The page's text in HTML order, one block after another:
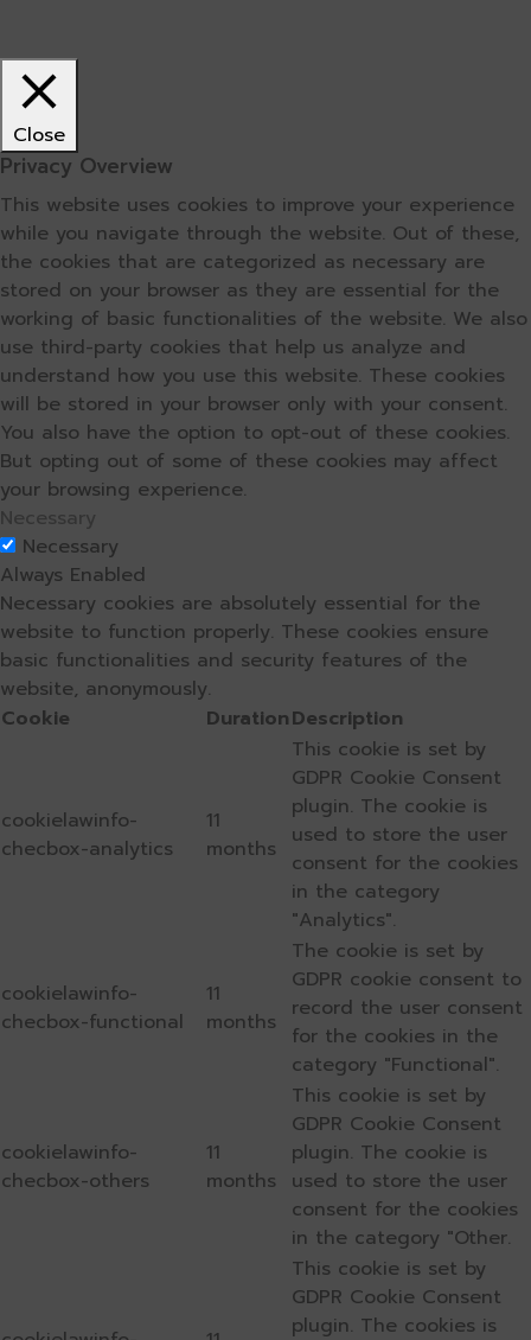
Close
Privacy Overview
This website uses cookies to improve your experience
while you navigate through the website. Out of these,
the cookies that are categorized as necessary are
stored on your browser as they are essential for the
working of basic functionalities of the website. We also
use third-party cookies that help us analyze and
understand how you use this website. These cookies
will be stored in your browser only with your consent.
You also have the option to opt-out of these cookies.
But opting out of some of these cookies may affect
your browsing experience.
Necessary
Necessary
Always Enabled
Necessary cookies are absolutely essential for the
website to function properly. These cookies ensure
basic functionalities and security features of the
website, anonymously.
Cookie
DurationDescription
cookielawinfo-
checbox-analytics
11
months
This cookie is set by
GDPR Cookie Consent
plugin. The cookie is
used to store the user
consent for the cookies
in the category
"Analytics".
cookielawinfo-
checbox-functional
11
months
The cookie is set by
GDPR cookie consent to
record the user consent
for the cookies in the
category "Functional".
cookielawinfo-
checbox-others
11
months
This cookie is set by
GDPR Cookie Consent
plugin. The cookie is
used to store the user
consent for the cookies
in the category "Other.
This cookie is set by
GDPR Cookie Consent
plugin. The cookies is